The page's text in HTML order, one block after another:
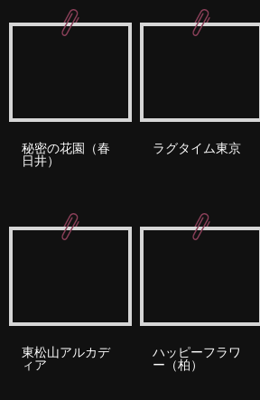
秘密の花園（春
日井）
ラグタイム東京
東松山アルカデ
ィア
ハッピーフラワ
ー（柏）